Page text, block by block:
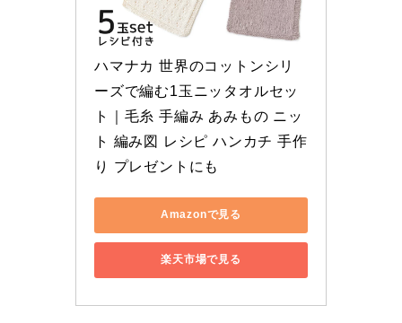
ハマナカ 世界のコットンシリ
ーズで編む1玉ニッタオルセッ
ト｜毛糸 手編み あみもの ニッ
ト 編み図 レシピ ハンカチ 手作
り プレゼントにも
Amazonで見る
楽天市場で見る